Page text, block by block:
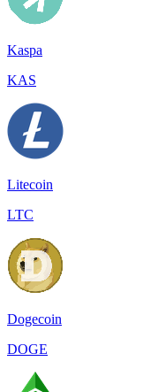
Kaspa
KAS
Litecoin
LTC
Dogecoin
DOGE